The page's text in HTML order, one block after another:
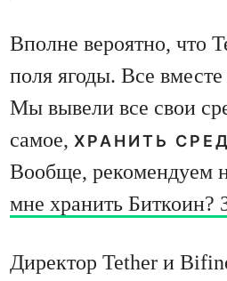
Вполне вероятно, что
поля ягоды. Все
Мы вывели все свои
самое, ХРАНИТЬ
Вообще, рекомендуем
мне хранить Биткоин?
Директор Tether и